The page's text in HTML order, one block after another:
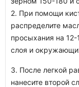
2. При помощи
распределите
просыхания на
слоя и
3. После легкой
нанесите второй